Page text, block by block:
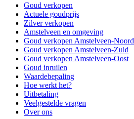
Goud verkopen
Actuele goudprijs
Zilver verkopen
Amstelveen en omgeving
Goud verkopen Amstelveen-Noord
Goud verkopen Amstelveen-Zuid
Goud verkopen Amstelveen-Oost
Goud inruilen
Waardebepaling
Hoe werkt het?
Uitbetaling
Veelgestelde vragen
Over ons